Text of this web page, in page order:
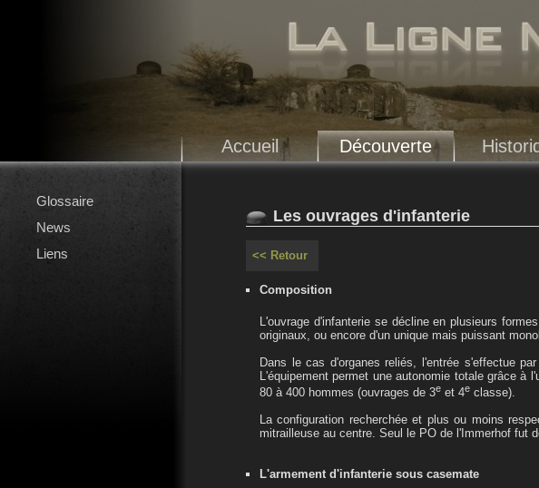
Accueil Découverte
Glossaire
News
Liens
Les ouvrages d'infanterie
<< Retour
Composition
L'ouvrage d'infanterie se décline en plusieurs
originaux, ou encore d'un unique mais puissant
Dans le cas d'organes reliés, l'entrée s'effectue
L'équipement permet une autonomie totale grâce
80 à 400 hommes (ouvrages de 3e et 4e classe).
La configuration recherchée et plus ou moins
mitrailleuse au centre. Seul le PO de l'Immerhof fut
L'armement d'infanterie sous casemate